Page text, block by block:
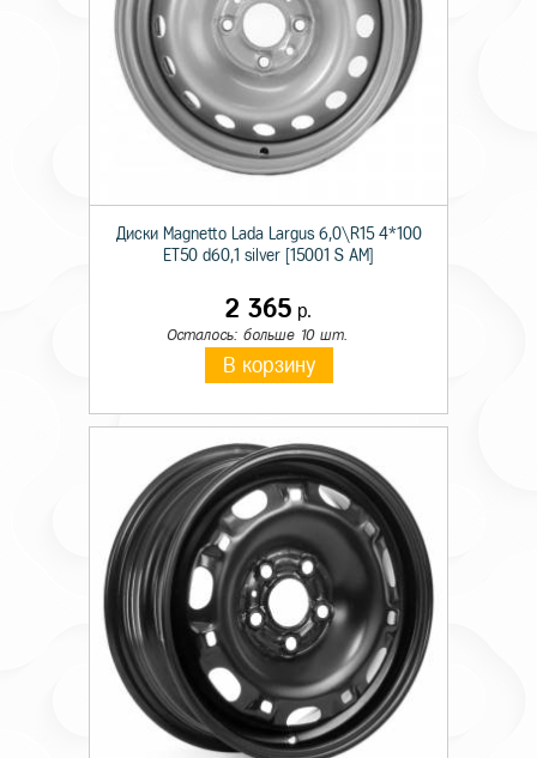
Диски Magnetto Lada Largus 6,0\R15 4*100
ET50 d60,1 silver [15001 S AM]
2 365 р.
Осталось: больше 10 шт.
В корзину